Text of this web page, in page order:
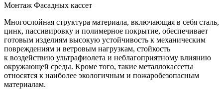
Монтаж Фасадных кассет
Многослойная структура материала, включающая в себя сталь,
цинк, пассивировку и полимерное покрытие, обеспечивает
готовым изделиям высокую устойчивость к механическим
повреждениям и ветровым нагрузкам, стойкость
к воздействию ультрафиолета и неблагоприятному влиянию
окружающей среды. Кроме того, такие металлокассеты
относятся к наиболее экологичным и пожаробезопасным
материалам.